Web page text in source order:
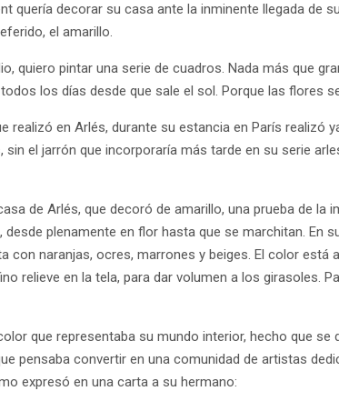
quería decorar su casa ante la inminente llegada de
el amarillo.
quiero pintar una serie de cuadros. Nada más que
los días desde que sale el sol. Porque las flores
realizó en Arlés, durante su estancia en París
el jarrón que incorporaría más tarde en su serie
de Arlés, que decoró de amarillo, una prueba de
plenamente en flor hasta que se marchitan.
con naranjas, ocres, marrones y beiges. El color
relieve en la tela, para dar volumen a los girasoles.
que representaba su mundo interior, hecho que
pensaba convertir en una comunidad de artistas
expresó en una carta a su hermano: